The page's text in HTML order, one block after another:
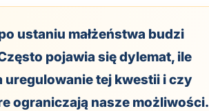
ustaniu małżeństwa budzi
pojawia się dylemat, ile
tej kwestii i czy
ograniczają nasze możliwości.